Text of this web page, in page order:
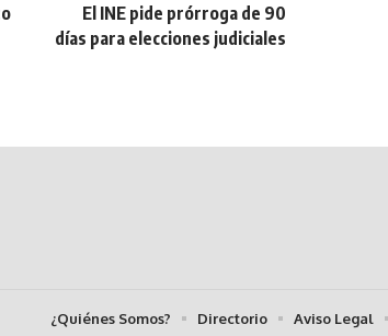
El INE pide prórroga de 90
días para elecciones judiciales
¿Quiénes Somos? Directorio Aviso Legal